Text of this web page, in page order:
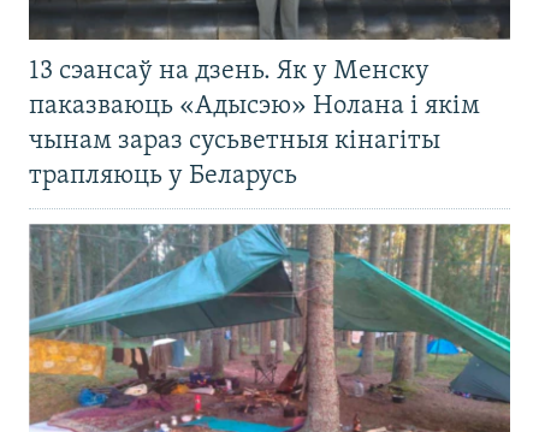
13 сэансаў на дзень. Як у Менску
паказваюць «Адысэю» Нолана і якім
чынам зараз сусьветныя кінагіты
трапляюць у Беларусь